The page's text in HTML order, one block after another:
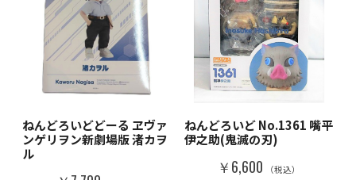
ねんどろいどどーる ヱヴァ
ンゲリヲン新劇場版 渚カヲ
ル
ねんどろいど No.1361 嘴平
伊之助(鬼滅の刃)
￥6,600 （税込）